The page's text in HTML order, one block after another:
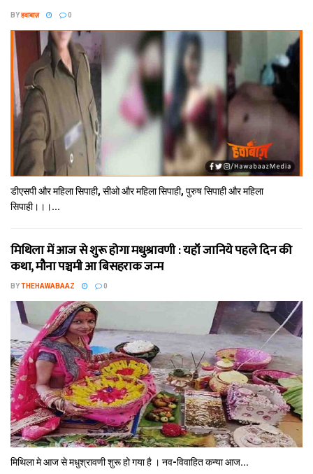
BYहवाबाज़ 0
डीएसपी और महिला सिपाही, सीओ और महिला सिपाही, पुरुष सिपाही और महिला
सिपाही।।।...
मिथि‍ला में आज से शुरू होगा मधुश्रावणी : यहॉं जानिये पहले दिन की
कथा, मौना पञ्चमी आ बिसहराक जन्म
BYTHEHAWABAAZ 0
मिथि‍ला मे आज से मधुश्रावणी शुरू हो गया है । नव-विवाहित कन्‍या आज...